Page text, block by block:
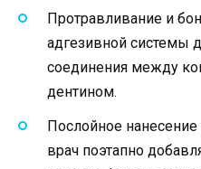
Протравливание и
адгезивной системы
соединения между
дентином.
Послойное нанесение
врач поэтапно